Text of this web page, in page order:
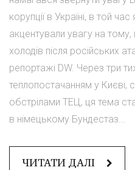
корупції в Україні, в той час
акцентували увагу на
холодів після російських
репортажі DW. Через три
теплопостачанням у Києві,
обстрілами ТЕЦ, ця тема
в німецькому Бундестаз...
ЧИТАТИ ДАЛІ